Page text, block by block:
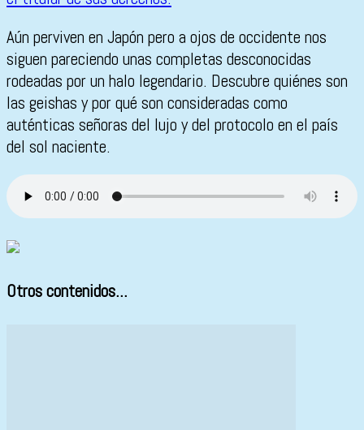
Aún perviven en Japón pero a ojos de occidente nos
siguen pareciendo unas completas desconocidas
rodeadas por un halo legendario. Descubre quiénes son
las geishas y por qué son consideradas como
auténticas señoras del lujo y del protocolo en el país
del sol naciente.
Otros contenidos...